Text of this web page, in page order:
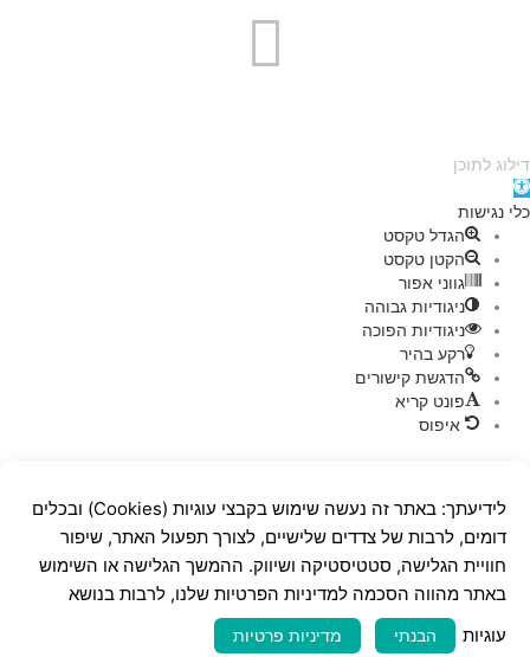
לתוכן
נגישות
הגדל טקסט
הקטן טקסט
גווני אפור
ניגודיות גבוהה
ניגודיות הפוכה
רקע בהיר
הדגשת קישורים
פונט קריא
איפוס
לידיעתך: באתר זה נעשה שימוש בקבצי עוגיות (Cookies) ובכלים
דומים, לרבות של צדדים שלישיים, לצורך תפעול האתר, שיפור
חוויית הגלישה, סטטיסטיקה ושיווק. ההמשך הגלישה או השימוש
באתר מהווה הסכמה למדיניות הפרטיות שלנו, לרבות בנושא
עוגיות
הבנתי מדיניות פרטיות